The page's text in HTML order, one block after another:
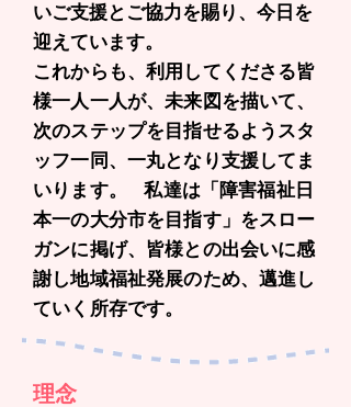
いご支援とご協力を賜り、今日を
迎えています。
これからも、利用してくださる皆
様一人一人が、未来図を描いて、
次のステップを目指せるようスタ
ッフ一同、一丸となり支援してま
いります。 私達は「障害福祉日
本一の大分市を目指す」をスロー
ガンに掲げ、皆様との出会いに感
謝し地域福祉発展のため、邁進し
ていく所存です。
理念